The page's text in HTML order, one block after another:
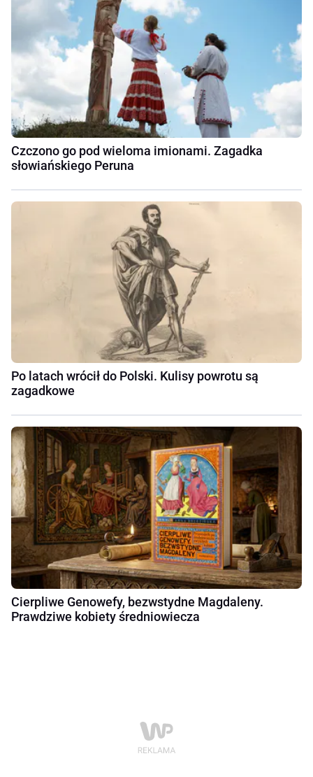
Czczono go pod wieloma imionami. Zagadka
słowiańskiego Peruna
Po latach wrócił do Polski. Kulisy powrotu są
zagadkowe
Cierpliwe Genowefy, bezwstydne Magdaleny.
Prawdziwe kobiety średniowiecza